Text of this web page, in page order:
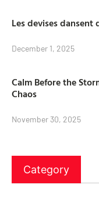
Les devises dansent
December 1, 2025
Calm Before the
Chaos
November 30, 2025
Category